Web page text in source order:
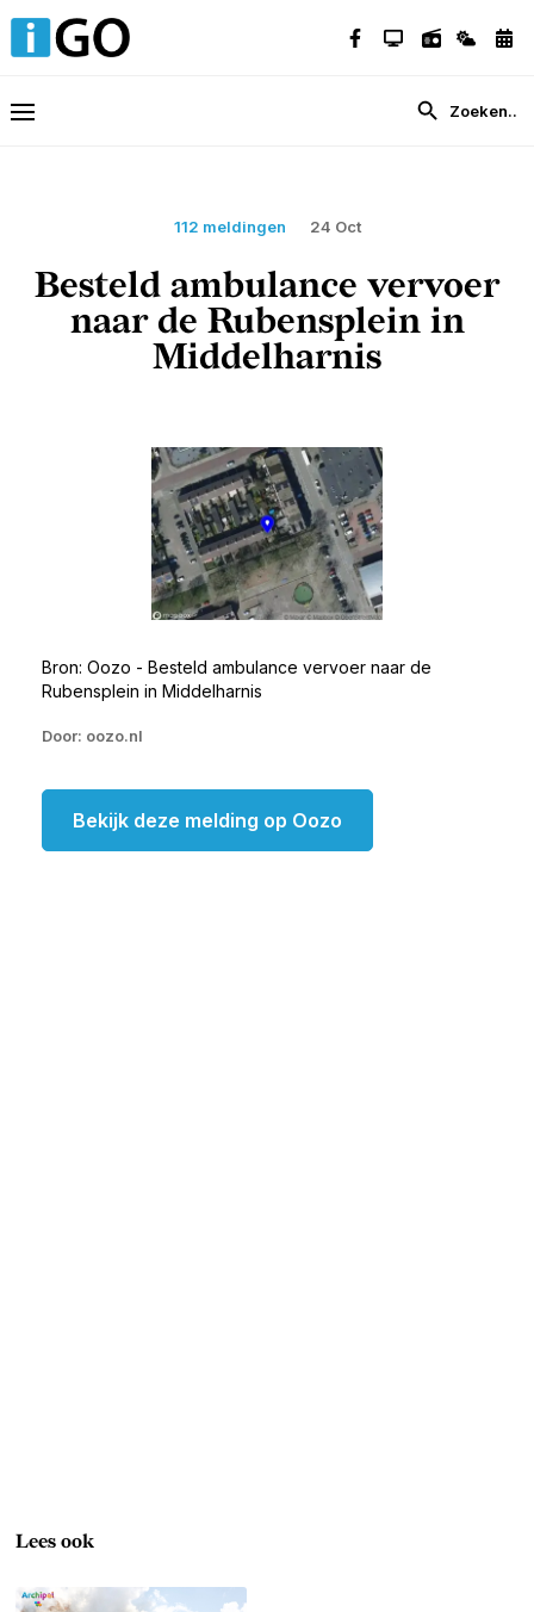
112 meldingen 24 Oct
Besteld ambulance vervoer
naar de Rubensplein in
Middelharnis
Bron: Oozo - Besteld ambulance vervoer naar de
Rubensplein in Middelharnis
Door: oozo.nl
Bekijk deze melding op Oozo
Lees ook